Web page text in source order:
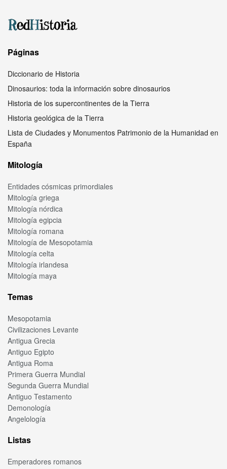
Páginas
Diccionario de Historia
Dinosaurios: toda la información sobre dinosaurios
Historia de los supercontinentes de la Tierra
Historia geológica de la Tierra
Lista de Ciudades y Monumentos Patrimonio de la Humanidad en
España
Mitología
Entidades cósmicas primordiales
Mitología griega
Mitología nórdica
Mitología egipcia
Mitología romana
Mitología de Mesopotamia
Mitología celta
Mitología irlandesa
Mitología maya
Temas
Mesopotamia
Civilizaciones Levante
Antigua Grecia
Antiguo Egipto
Antigua Roma
Primera Guerra Mundial
Segunda Guerra Mundial
Antiguo Testamento
Demonología
Angelología
Listas
Emperadores romanos